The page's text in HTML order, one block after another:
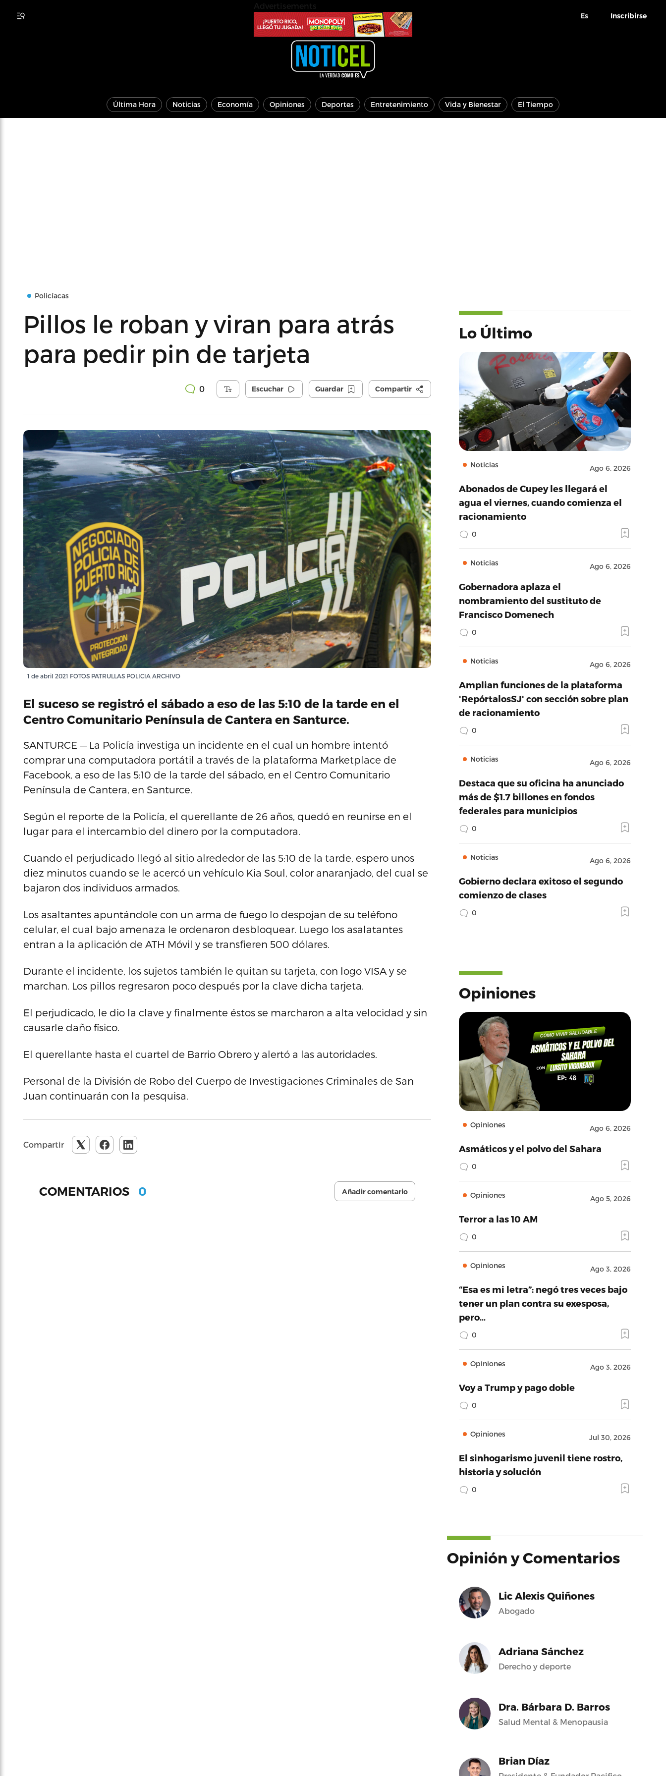
Es Inscribirse
Última Hora Noticias Economía Opiniones Deportes Entretenimiento Vida y Bienestar El Tiempo
Policíacas
Pillos le roban y viran para atrás
para pedir pin de tarjeta
0 Escuchar Guardar Compartir
1 de abril 2021 FOTOS PATRULLAS POLICIA ARCHIVO
El suceso se registró el sábado a eso de las 5:10 de la tarde en el
Centro Comunitario Península de Cantera en Santurce.
SANTURCE — La Policía investiga un incidente en el cual un hombre intentó
comprar una computadora portátil a través de la plataforma Marketplace de
Facebook, a eso de las 5:10 de la tarde del sábado, en el Centro Comunitario
Península de Cantera, en Santurce.
Según el reporte de la Policía, el querellante de 26 años, quedó en reunirse en el
lugar para el intercambio del dinero por la computadora.
Cuando el perjudicado llegó al sitio alrededor de las 5:10 de la tarde, espero unos
diez minutos cuando se le acercó un vehículo Kia Soul, color anaranjado, del cual se
bajaron dos individuos armados.
Los asaltantes apuntándole con un arma de fuego lo despojan de su teléfono
celular, el cual bajo amenaza le ordenaron desbloquear. Luego los asalatantes
entran a la aplicación de ATH Móvil y se transfieren 500 dólares.
Durante el incidente, los sujetos también le quitan su tarjeta, con logo VISA y se
marchan. Los pillos regresaron poco después por la clave dicha tarjeta.
El perjudicado, le dio la clave y finalmente éstos se marcharon a alta velocidad y sin
causarle daño físico.
El querellante hasta el cuartel de Barrio Obrero y alertó a las autoridades.
Personal de la División de Robo del Cuerpo de Investigaciones Criminales de San
Juan continuarán con la pesquisa.
Compartir
COMENTARIOS 0 Añadir comentario
Lo Último
Noticias Ago 6, 2026
Abonados de Cupey les llegará el
agua el viernes, cuando comienza el
racionamiento
0
Noticias Ago 6, 2026
Gobernadora aplaza el
nombramiento del sustituto de
Francisco Domenech
0
Noticias Ago 6, 2026
Amplian funciones de la plataforma
'RepórtalosSJ' con sección sobre plan
de racionamiento
0
Noticias Ago 6, 2026
Destaca que su oficina ha anunciado
más de $1.7 billones en fondos
federales para municipios
0
Noticias Ago 6, 2026
Gobierno declara exitoso el segundo
comienzo de clases
0
Opiniones
Opiniones Ago 6, 2026
Asmáticos y el polvo del Sahara
0
Opiniones Ago 5, 2026
Terror a las 10 AM
0
Opiniones Ago 3, 2026
“Esa es mi letra”: negó tres veces bajo
tener un plan contra su exesposa,
pero…
0
Opiniones Ago 3, 2026
Voy a Trump y pago doble
0
Opiniones Jul 30, 2026
El sinhogarismo juvenil tiene rostro,
historia y solución
0
Opinión y Comentarios
Lic Alexis Quiñones
Abogado
Adriana Sánchez
Derecho y deporte
Dra. Bárbara D. Barros
Salud Mental & Menopausia
Brian Díaz